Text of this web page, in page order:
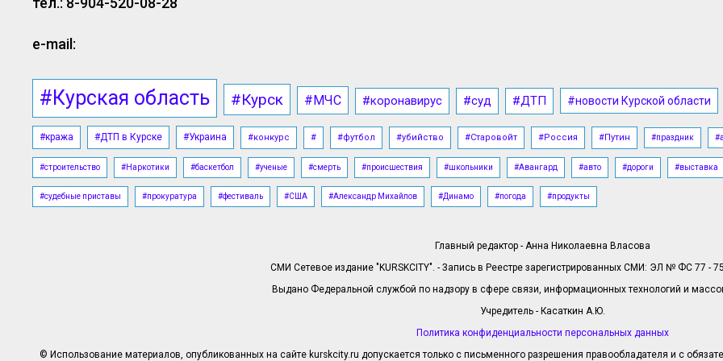
e-mail:
#Курская область #Курск #МЧС #коронавирус #суд #ДТП #новости Курской области
#кража #ДТП в Курске #Украина #конкурс # #футбол #убийство #Старовойт #Россия #Путин #праздник
#строительство #Наркотики #баскетбол #ученые #смерть #происшествия #школьники #Авангард #авто #дороги #выставка
#судебные приставы #прокуратура #фестиваль #США #Александр Михайлов #Динамо #погода #продукты
Главный редактор - Анна Николаевна Власова
СМИ Сетевое издание "KURSKCITY". - Запись в Реестре зарегистрированных СМИ: ЭЛ № ФС 77 -
Выдано Федеральной службой по надзору в сфере связи, информационных технологий и
Учредитель - Касаткин А.Ю.
Политика конфиденциальности персональных данных
© Использование материалов, опубликованных на сайте kurskcity.ru допускается только с письменного разрешения правообладателя и с